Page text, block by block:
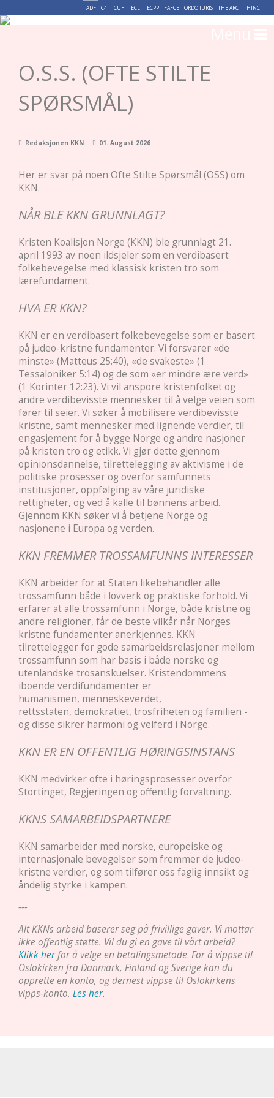
ADF C4I CUFI ECLJ ECPP FAFCE ORDO IURIS THE ARC THINC
O.S.S. (OFTE STILTE
SPØRSMÅL)
Redaksjonen KKN 01. August 2026
Her er svar på noen Ofte Stilte Spørsmål (OSS) om
KKN.
NÅR BLE KKN GRUNNLAGT?
Kristen Koalisjon Norge (KKN) ble grunnlagt 21.
april 1993 av noen ildsjeler som en verdibasert
folkebevegelse med klassisk kristen tro som
lærefundament.
HVA ER KKN?
KKN er en verdibasert folkebevegelse som er basert
på judeo-kristne fundamenter. Vi forsvarer «de
minste» (Matteus 25:40), «de svakeste» (1
Tessaloniker 5:14) og de som «er mindre ære verd»
(1 Korinter 12:23). Vi vil anspore kristenfolket og
andre verdibevisste mennesker til å velge veien som
fører til seier. Vi søker å mobilisere verdibevisste
kristne, samt mennesker med lignende verdier, til
engasjement for å bygge Norge og andre nasjoner
på kristen tro og etikk. Vi gjør dette gjennom
opinionsdannelse, tilrettelegging av aktivisme i de
politiske prosesser og overfor samfunnets
institusjoner, oppfølging av våre juridiske
rettigheter, og ved å kalle til bønnens arbeid.
Gjennom KKN søker vi å betjene Norge og
nasjonene i Europa og verden.
KKN FREMMER TROSSAMFUNNS INTERESSER
KKN arbeider for at Staten likebehandler alle
trossamfunn både i lovverk og praktiske forhold. Vi
erfarer at alle trossamfunn i Norge, både kristne og
andre religioner, får de beste vilkår når Norges
kristne fundamenter anerkjennes. KKN
tilrettelegger for gode samarbeidsrelasjoner mellom
trossamfunn som har basis i både norske og
utenlandske trosanskuelser. Kristendommens
iboende verdifundamenter er
humanismen, menneskeverdet,
rettsstaten, demokratiet, trosfriheten og familien -
og disse sikrer harmoni og velferd i Norge.
KKN ER EN OFFENTLIG HØRINGSINSTANS
KKN medvirker ofte i høringsprosesser overfor
Stortinget, Regjeringen og offentlig forvaltning.
KKNS SAMARBEIDSPARTNERE
KKN samarbeider med norske, europeiske og
internasjonale bevegelser som fremmer de judeo-
kristne verdier, og som tilfører oss faglig innsikt og
åndelig styrke i kampen.
---
Alt KKNs arbeid baserer seg på frivillige gaver. Vi mottar
ikke offentlig støtte. Vil du gi en gave til vårt arbeid?
Klikk herfor å velge en betalingsmetode. For å vippse til
Oslokirken fra Danmark, Finland og Sverige kan du
opprette en konto, og dernest vippse til Oslokirkens
vipps-konto. Les her.